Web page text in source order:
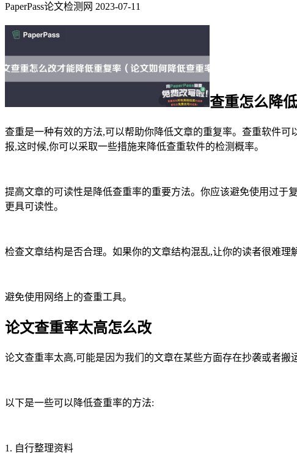
PaperPass论文检测网 2023-07-11
查重怎么降
查重是一种有效的方法,可以帮助你降低文章的重复率。查重软件
报,这时候,你可以采取一些措施来降低查重软件的检测概率。
提高文章的可读性是降低查重率的重要方法。你应该避免使用过于
更具可读性。
检查文章结构是否合理。如果你的文章结构混乱,让你的读者很难
避免使用网络上的查重工具。
论文查重率太高怎么改
论文查重率太高,可能是因为我们的文章在某些方面存在抄袭或者搬
以下是一些可以降低查重率的方法:
1. 自行整理资料